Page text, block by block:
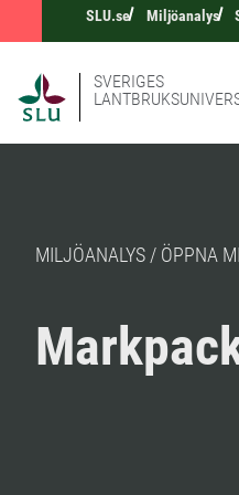
SLU.se Miljöanalys
SVERIGES
MILJÖANALYS / ÖPPNA